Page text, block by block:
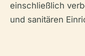
einschließlich
und sanitären